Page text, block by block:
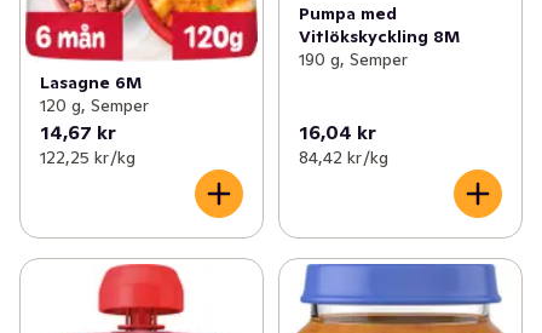
Lasagne 6M
120 g, Semper
14,67 kr
122,25 kr /kg
Pumpa med
Vitlökskyckling 8M
190 g, Semper
16,04 kr
84,42 kr /kg